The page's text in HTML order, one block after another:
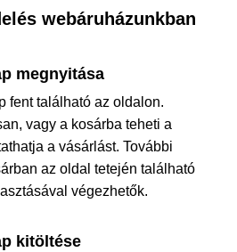
webáruházunkban
fent található az oldalon.
vagy a kosárba teheti a
a vásárlást. További
az oldal tetején található
végezhetők.